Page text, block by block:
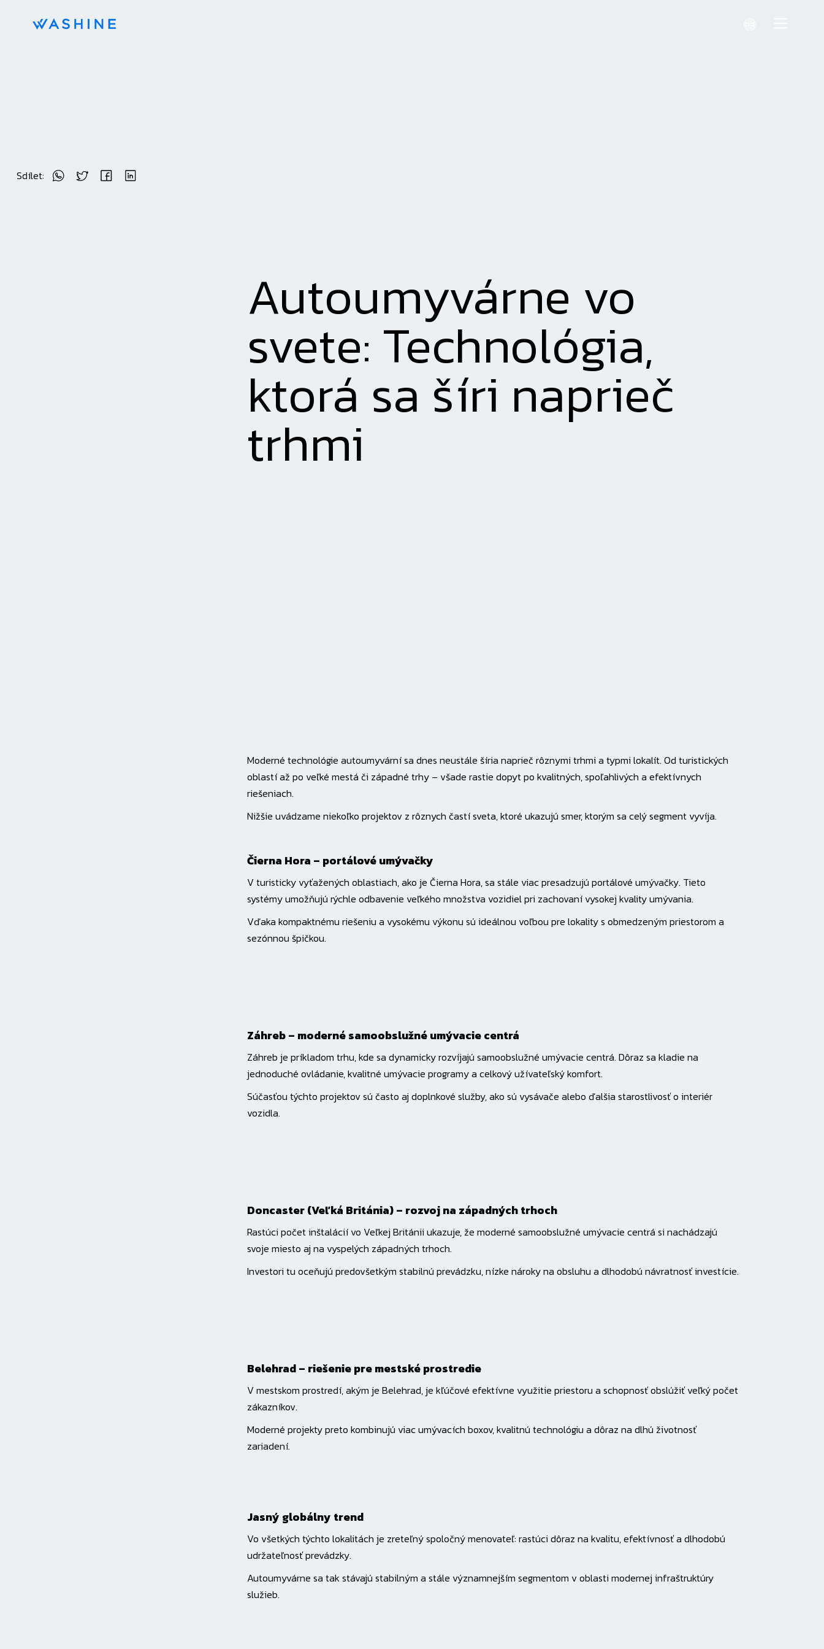
Sdílet:
Autoumyvárne vo
svete: Technológia,
ktorá sa šíri naprieč
trhmi
Moderné technológie autoumyvární sa dnes neustále šíria naprieč rôznymi trhmi a typmi lokalít. Od turistických
oblastí až po veľké mestá či západné trhy – všade rastie dopyt po kvalitných, spoľahlivých a efektívnych
riešeniach.
Nižšie uvádzame niekoľko projektov z rôznych častí sveta, ktoré ukazujú smer, ktorým sa celý segment vyvíja.
Čierna Hora – portálové umývačky
V turisticky vyťažených oblastiach, ako je Čierna Hora, sa stále viac presadzujú portálové umývačky. Tieto
systémy umožňujú rýchle odbavenie veľkého množstva vozidiel pri zachovaní vysokej kvality umývania.
Vďaka kompaktnému riešeniu a vysokému výkonu sú ideálnou voľbou pre lokality s obmedzeným priestorom a
sezónnou špičkou.
Záhreb – moderné samoobslužné umývacie centrá
Záhreb je príkladom trhu, kde sa dynamicky rozvíjajú samoobslužné umývacie centrá. Dôraz sa kladie na
jednoduché ovládanie, kvalitné umývacie programy a celkový užívateľský komfort.
Súčasťou týchto projektov sú často aj doplnkové služby, ako sú vysávače alebo ďalšia starostlivosť o interiér
vozidla.
Doncaster (Veľká Británia) – rozvoj na západných trhoch
Rastúci počet inštalácií vo Veľkej Británii ukazuje, že moderné samoobslužné umývacie centrá si nachádzajú
svoje miesto aj na vyspelých západných trhoch.
Investori tu oceňujú predovšetkým stabilnú prevádzku, nízke nároky na obsluhu a dlhodobú návratnosť investície.
Belehrad – riešenie pre mestské prostredie
V mestskom prostredí, akým je Belehrad, je kľúčové efektívne využitie priestoru a schopnosť obslúžiť veľký počet
zákazníkov.
Moderné projekty preto kombinujú viac umývacích boxov, kvalitnú technológiu a dôraz na dlhú životnosť
zariadení.
Jasný globálny trend
Vo všetkých týchto lokalitách je zreteľný spoločný menovateľ: rastúci dôraz na kvalitu, efektívnosť a dlhodobú
udržateľnosť prevádzky.
Autoumyvárne sa tak stávajú stabilným a stále významnejším segmentom v oblasti modernej infraštruktúry
služieb.